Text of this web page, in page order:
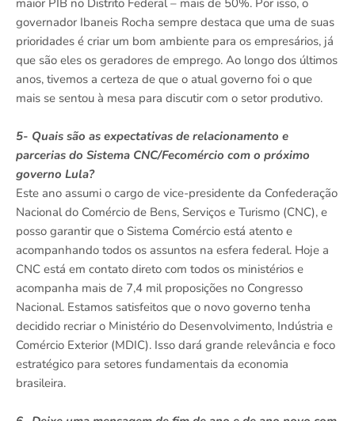
maior PIB no Distrito Federal – mais de 50%. Por isso, o
governador Ibaneis Rocha sempre destaca que uma de suas
prioridades é criar um bom ambiente para os empresários, já
que são eles os geradores de emprego. Ao longo dos últimos
anos, tivemos a certeza de que o atual governo foi o que
mais se sentou à mesa para discutir com o setor produtivo.
5- Quais são as expectativas de relacionamento e
parcerias do Sistema CNC/Fecomércio com o próximo
governo Lula?
Este ano assumi o cargo de vice-presidente da Confederação
Nacional do Comércio de Bens, Serviços e Turismo (CNC), e
posso garantir que o Sistema Comércio está atento e
acompanhando todos os assuntos na esfera federal. Hoje a
CNC está em contato direto com todos os ministérios e
acompanha mais de 7,4 mil proposições no Congresso
Nacional. Estamos satisfeitos que o novo governo tenha
decidido recriar o Ministério do Desenvolvimento, Indústria e
Comércio Exterior (MDIC). Isso dará grande relevância e foco
estratégico para setores fundamentais da economia
brasileira.